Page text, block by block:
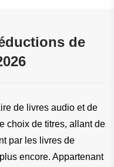
de
de livres audio et de
choix de titres, allant de
par les livres de
encore. Appartenant